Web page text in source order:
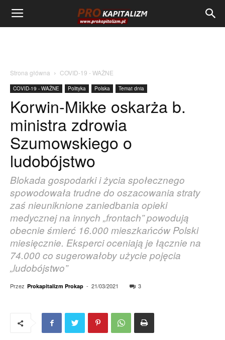
Strona główna COVID-19 - WAŻNE
COVID-19 - WAŻNE Polityka Polska Temat dnia
Korwin-Mikke oskarża b.
ministra zdrowia
Szumowskiego o
ludobójstwo
Blokada gospodarki i życia społecznego
spowodowała trudne do oszacowania straty
zaś nieuniknione zaniedbania opieki
medycznej na innych „frontach” powodują
obecnie śmierć 16.000 mieszkańców Polski
miesięcznie. Eksperci oceniają je łącznie na
74.000 co sugerowałoby użycie pojęcia
„ludobójstwo”
Przez Prokapitalizm Prokap - 21/03/2021 3